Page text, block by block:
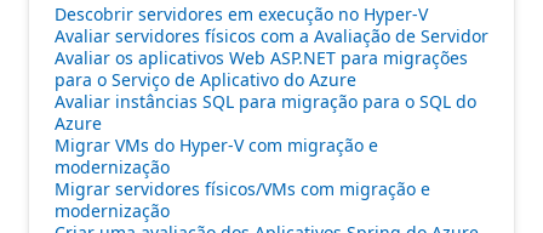
Descobrir servidores em execução no Hyper-V
Avaliar servidores físicos com a Avaliação de Servidor
Avaliar os aplicativos Web ASP.NET para migrações
para o Serviço de Aplicativo do Azure
Avaliar instâncias SQL para migração para o SQL do
Azure
Migrar VMs do Hyper-V com migração e
modernização
Migrar servidores físicos/VMs com migração e
modernização